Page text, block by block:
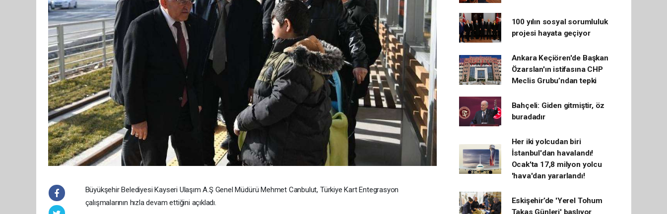
Büyükşehir Belediyesi Kayseri Ulaşım A.Ş Genel Müdürü Mehmet Canbulut, Türkiye Kart Entegrasyon
çalışmalarının hızla devam ettiğini açıkladı.
100 yılın sosyal sorumluluk
projesi hayata geçiyor
Ankara Keçiören'de Başkan
Özarslan'ın istifasına CHP
Meclis Grubu’ndan tepki
Bahçeli: Giden gitmiştir, öz
buradadır
Her iki yolcudan biri
İstanbul'dan havalandı!
Ocak'ta 17,8 milyon yolcu
'hava'dan yararlandı!
Eskişehir’de 'Yerel Tohum
Takas Günleri' başlıyor